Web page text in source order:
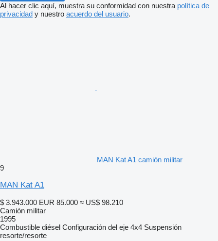
Al hacer clic aquí, muestra su conformidad con nuestra política de
privacidad y nuestro acuerdo del usuario.
MAN Kat A1 camión militar
9
MAN Kat A1
$ 3.943.000 EUR 85.000 ≈ US$ 98.210
Camión militar
1995
Combustible diésel Configuración del eje 4x4 Suspensión
resorte/resorte